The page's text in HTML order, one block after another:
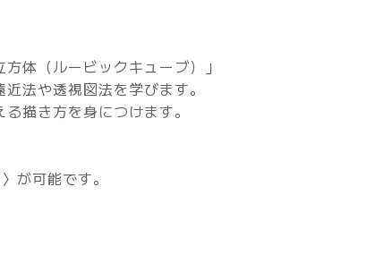
体（ルービックキューブ）」
法や透視図法を学びます。
描き方を身につけます。
が可能です。